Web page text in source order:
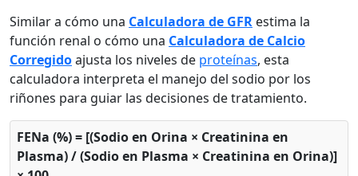
Similar a cómo una Calculadora de GFR estima la
función renal o cómo una Calculadora de Calcio
Corregidoajusta los niveles de proteínas, esta
calculadora interpreta el manejo del sodio por los
riñones para guiar las decisiones de tratamiento.
FENa (%) = [(Sodio en Orina × Creatinina en
Plasma) / (Sodio en Plasma × Creatinina en Orina)]